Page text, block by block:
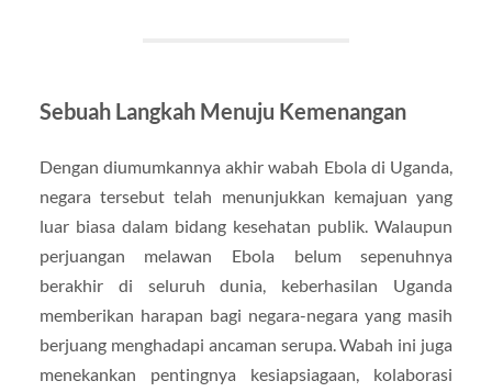
Sebuah Langkah Menuju Kemenangan
Dengan diumumkannya akhir wabah Ebola di Uganda,
negara tersebut telah menunjukkan kemajuan yang
luar biasa dalam bidang kesehatan publik. Walaupun
perjuangan melawan Ebola belum sepenuhnya
berakhir di seluruh dunia, keberhasilan Uganda
memberikan harapan bagi negara-negara yang masih
berjuang menghadapi ancaman serupa. Wabah ini juga
menekankan pentingnya kesiapsiagaan, kolaborasi